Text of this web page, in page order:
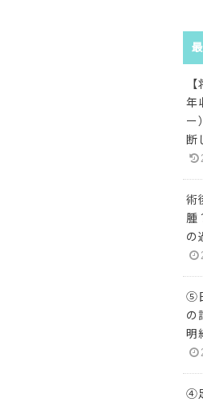
年
ー
断
術
腫
の
⑤
の
明
④